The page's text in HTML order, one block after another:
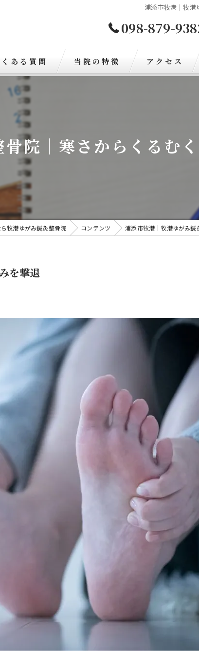
浦添市牧港｜牧港
098-879-
くある質問 当院の特徴
肩こり
アクセス
院｜寒さからくるむ
牧港ゆがみ鍼灸整骨院 コンテンツ 浦添市牧港｜牧港ゆがみ
を撃退